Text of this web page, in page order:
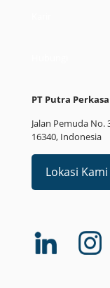
PT Putra Perkasa
Jalan Pemuda No.
16340, Indonesia
Lokasi Kami